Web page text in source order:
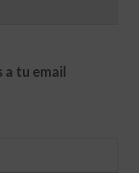
a tu email